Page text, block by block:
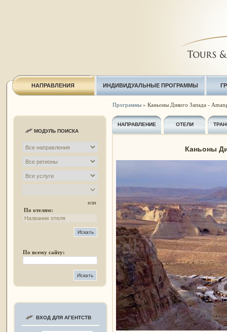
НАПРАВЛЕНИЯ ИНДИВИДУАЛЬНЫЕ ПРОГРАММЫ
МОДУЛЬ ПОИСКА
или
По отелям:
По всему сайту:
ВХОД ДЛЯ АГЕНТСТВ
Программы» Каньоны Дикого Запада -
НАПРАВЛЕНИЕ ОТЕЛИ
Каньоны